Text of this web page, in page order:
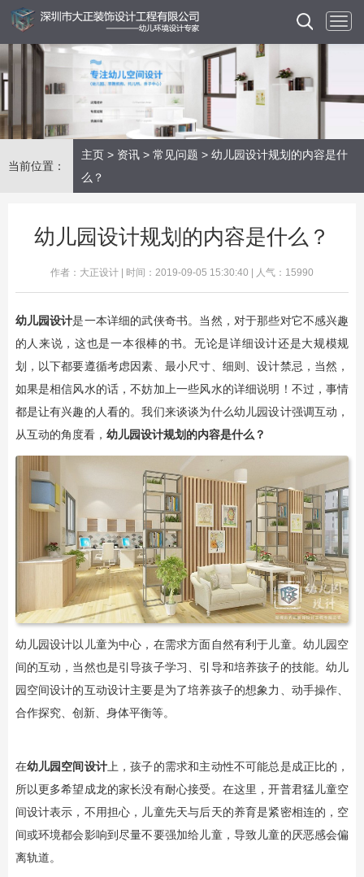
当前位置：
主页 > 资讯 > 常见问题 > 幼儿园设计规划的内容是什
么？
幼儿园设计规划的内容是什么？
作者：大正设计 | 时间：2019-09-05 15:30:40 | 人气：15990
幼儿园设计是一本详细的武侠奇书。当然，对于那些对它不感兴趣
的人来说，这也是一本很棒的书。无论是详细设计还是大规模规
划，以下都要遵循考虑因素、最小尺寸、细则、设计禁忌，当然，
如果是相信风水的话，不妨加上一些风水的详细说明！不过，事情
都是让有兴趣的人看的。我们来谈谈为什么幼儿园设计强调互动，
从互动的角度看， 幼儿园设计规划的内容是什么？
幼儿园设计以儿童为中心，在需求方面自然有利于儿童。幼儿园空
间的互动，当然也是引导孩子学习、引导和培养孩子的技能。幼儿
园空间设计的互动设计主要是为了培养孩子的想象力、动手操作、
合作探究、创新、身体平衡等。
在幼儿园空间设计上，孩子的需求和主动性不可能总是成正比的，
所以更多希望成龙的家长没有耐心接受。在这里，开普君猛儿童空
间设计表示，不用担心，儿童先天与后天的养育是紧密相连的，空
间或环境都会影响到尽量不要强加给儿童，导致儿童的厌恶感会偏
离轨道。